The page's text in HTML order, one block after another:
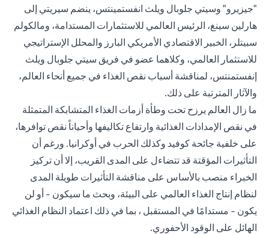
"جيزيرو" وسيتي جلوبال ويلث انفستمينتس، ينضم سيريتي إلى
هارلين سينغ، الرئيس العالمي للاستثمارات المستدامة، ومالكولم
سبيتلر، الخبير الاقتصادي الأمريكي البارز والمحلل الإستراتيجي
للاستثمار العالمي، وكلاهما عضو في فريق سيتي جلوبال ويلث
إنفستمنتس، لمناقشة أسباب نقص الغذاء في جميع أنحاء العالم،
والآثار المترتبة على ذلك.
ما زال العالم يرزح تحت وطأة أزمات الغذاء المتشابكة المتمثلة
في نقص الإمدادات الغذائية وارتفاع تكاليفها وأحياناً نقص توافرها،
على خلفية جائحة كوفيد وكذلك الحرب في أوكرانيا. ورغم أن
التأثيرات المؤقتة قد تتضاءل على المدى القريب، إلا أن تركيز
الخبراء منصب بالأساس على مناقشة التأثيرات طويلة المدى
لنظام إنتاج الغذاء العالمي على البيئة، وبحث ما سيكون - أو لن
يكون - مستدامًا في المستقبل ، بما في ذلك اعتماد النظام الغذائي
الهائل على الوقود الأحفوري.